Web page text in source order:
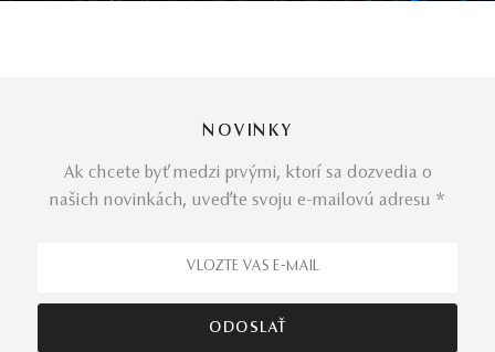
NOVINKY
Ak chcete byť medzi prvými, ktorí sa dozvedia o
našich novinkách, uveďte svoju e-mailovú adresu *